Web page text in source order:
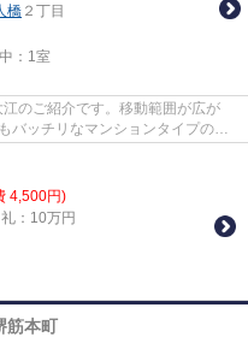
橋 ２丁目
： 1室
のご紹介です。移動範囲が広が
バッチリなマンションタイプの物
4,500円)
：10万円
筋本町